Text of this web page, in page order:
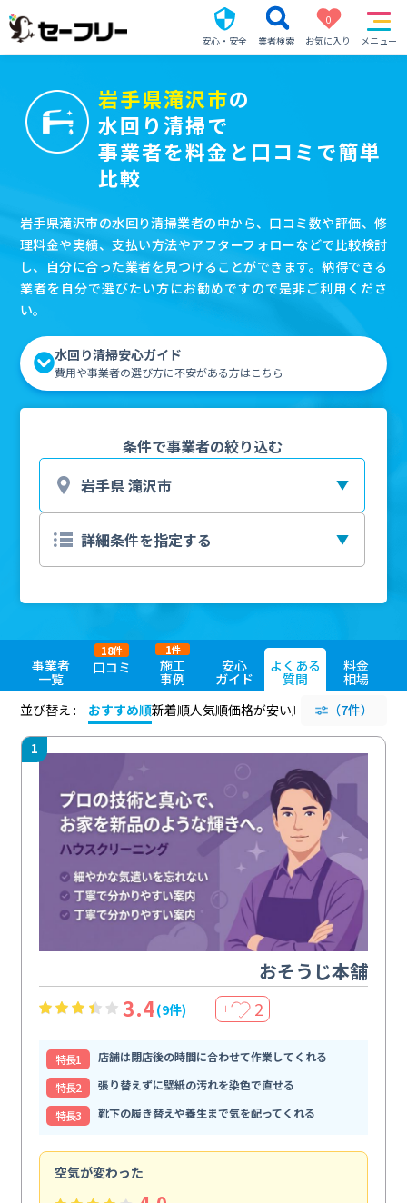
安心・安全 業者検索
0
お気に入り
メニュー
岩手県滝沢市の
水回り清掃で
事業者を料金と口コミで簡単
比較
岩手県滝沢市の水回り清掃業者の中から、口コミ数や評価、修
理料金や実績、支払い方法やアフターフォローなどで比較検討
し、自分に合った業者を見つけることができます。納得できる
業者を自分で選びたい方にお勧めですので是非ご利用くださ
い。
水回り清掃安心ガイド
費用や事業者の選び方に不安がある方はこちら
条件で事業者の絞り込む
事業者
一覧
口コミ
18件
施工
事例
1件
安心
ガイド
よくある
質問
料金
相場
並び替え :
おすすめ順新着順人気順価格が安い順 評価が高い順
（7件）
1
おそうじ本舗
3.4(9件) ＋ 2
特⻑1
店舗は閉店後の時間に合わせて作業してくれる
特⻑2
張り替えずに壁紙の汚れを染色で直せる
特⻑3
靴下の履き替えや養生まで気を配ってくれる
空気が変わった